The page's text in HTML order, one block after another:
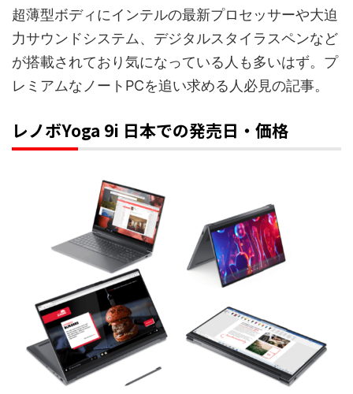
超薄型ボディにインテルの最新プロセッサーや大迫
力サウンドシステム、デジタルスタイラスペンなど
が搭載されており気になっている人も多いはず。プ
レミアムなノートPCを追い求める人必見の記事。
レノボYoga 9i 日本での発売日・価格